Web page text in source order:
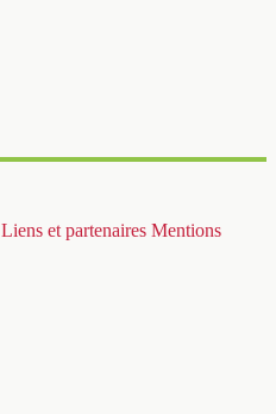
Liens et partenaires Mentions